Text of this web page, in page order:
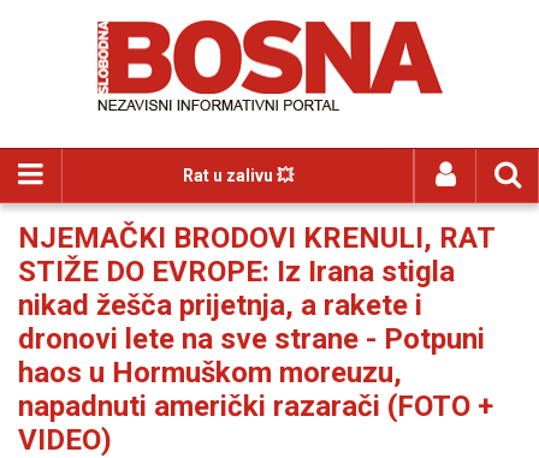
Rat u zalivu 💥
NJEMAČKI BRODOVI KRENULI, RAT
STIŽE DO EVROPE: Iz Irana stigla
nikad žešča prijetnja, a rakete i
dronovi lete na sve strane - Potpuni
haos u Hormuškom moreuzu,
napadnuti američki razarači (FOTO +
VIDEO)